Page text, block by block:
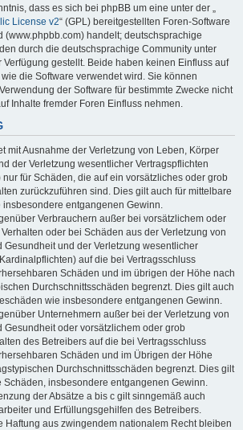
dass es sich bei phpBB um eine unter der „
License v2“ (GPL) bereitgestellten Foren-Software
(www.phpbb.com) handelt; deutschsprachige
durch die deutschsprachige Community unter
Verfügung gestellt. Beide haben keinen Einfluss auf
die Software verwendet wird. Sie können
der Software für bestimmte Zwecke nicht
Inhalte fremder Foren Einfluss nehmen.
mit Ausnahme der Verletzung von Leben, Körper
der Verletzung wesentlicher Vertragspflichten
für Schäden, die auf ein vorsätzliches oder grob
zurückzuführen sind. Dies gilt auch für mittelbare
entgangenen Gewinn.
Verbrauchern außer bei vorsätzlichem oder
oder bei Schäden aus der Verletzung von
Gesundheit und der Verletzung wesentlicher
auf die bei Vertragsschluss
Schäden und im übrigen der Höhe nach
Durchschnittsschäden begrenzt. Dies gilt auch
wie insbesondere entgangenen Gewinn.
Unternehmern außer bei der Verletzung von
Gesundheit oder vorsätzlichem oder grob
des Betreibers auf die bei Vertragsschluss
Schäden und im Übrigen der Höhe
Durchschnittsschäden begrenzt. Dies gilt
Schäden, insbesondere entgangenen Gewinn.
der Absätze a bis c gilt sinngemäß auch
und Erfüllungsgehilfen des Betreibers.
Haftung aus zwingendem nationalem Recht bleiben